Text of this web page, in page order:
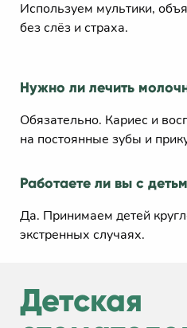
Используем мультики,
без слёз и страха.
Нужно ли лечить
Обязательно. Кариес и
на постоянные зубы и
Работаете ли вы с
Да. Принимаем детей
экстренных случаях.
Детская